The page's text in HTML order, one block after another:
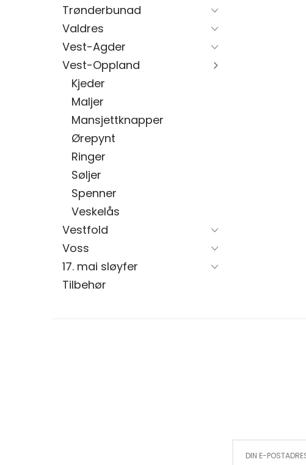
Trønderbunad
Valdres
Vest-Agder
Vest-Oppland
Kjeder
Maljer
Mansjettknapper
Ørepynt
Ringer
Søljer
Spenner
Veskelås
Vestfold
Voss
17. mai sløyfer
Tilbehør